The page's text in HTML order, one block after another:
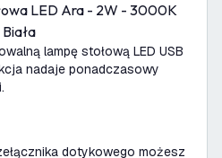
LED Ara - 2W - 3000K
lampę stołową LED USB
nadaje ponadczasowy
dotykowego możesz